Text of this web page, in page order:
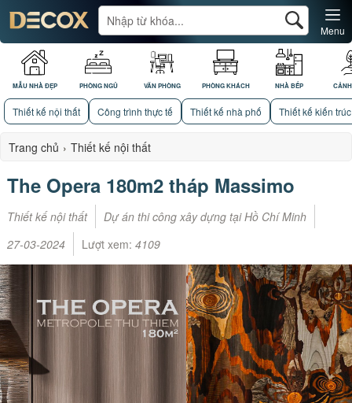
MẪU NHÀ ĐẸP PHÒNG NGỦ VĂN PHÒNG PHÒNG KHÁCH NHÀ BẾP
Menu
Thiết kế nội thất Công trình thực tế Thiết kế nhà phố Thiết kế kiến trúc
Trang chủ › Thiết kế nội thất
The Opera 180m2 tháp Massimo
Thiết kế nội thất
Dự án thi công xây dựng tại Hồ Chí Minh
27-03-2024
Lượt xem: 4109